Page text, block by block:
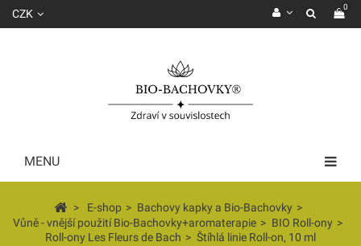
0
CZK
MENU
> E-shop > Bachovy kapky a Bio-Bachovky >
Vůně - vnější použití Bio-Bachovky+aromaterapie > BIO Roll-ony >
Roll-ony Les Fleurs de Bach > Štíhlá linie Roll-on, 10 ml